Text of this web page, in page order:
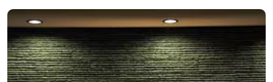
る」癒しの旅をぜひゆったりとお愉しみください。